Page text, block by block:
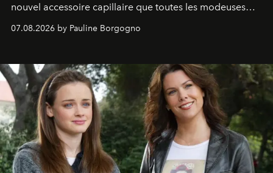
nouvel accessoire capillaire que toutes les modeuses
s'arrachent déjà.
07.08.2026 by Pauline Borgogno